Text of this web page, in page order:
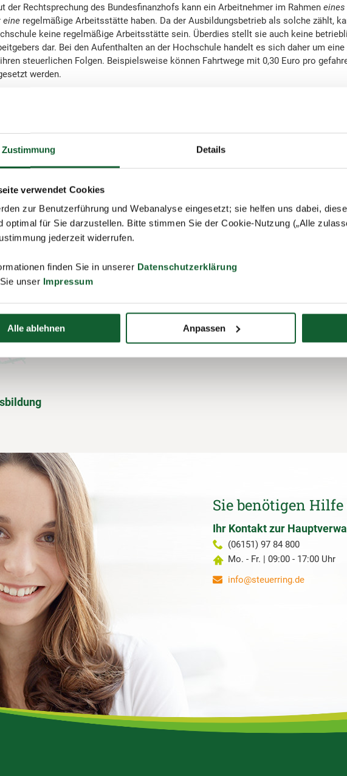
Zustimmung Details
verwendet Cookies
zur Benutzerführung und Webanalyse eingesetzt; sie helfen uns dabei,
optimal für Sie darzustellen. Bitte stimmen Sie der Cookie-Nutzung („Alle
jederzeit widerrufen.
finden Sie in unserer Datenschutzerklärung
unser Impressum
Alle ablehnen Anpassen
der Rechtsprechung des Bundesfinanzhofs kann ein Arbeitnehmer im Rahmen eines
eineregelmäßige Arbeitsstätte haben. Da der Ausbildungsbetrieb als solche zählt,
keine regelmäßige Arbeitsstätte sein. Überdies stellt sie auch keine
dar. Bei den Aufenthalten an der Hochschule handelt es sich daher um
steuerlichen Folgen. Beispielsweise können Fahrtwege mit 0,30 Euro pro
werden.
interessieren
Sie benötigen Hilfe
Ihr Kontakt zur
(06151) 97 84 800
Mo. - Fr. | 09:00 - 17:00 Uhr
info@steuerring.de